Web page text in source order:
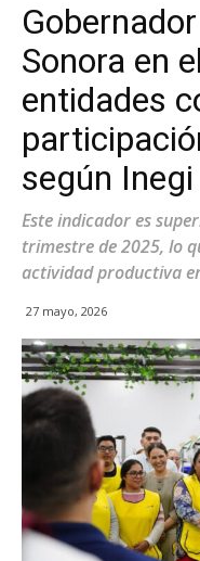
Sonora en
entidades
según Inegi
Este indicador es
trimestre de 2025, lo
actividad productiva
27 mayo, 2026